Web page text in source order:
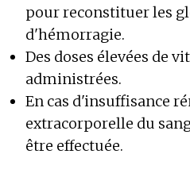
pour reconstituer les
d'hémorragie.
Des doses élevées de
administrées.
En cas d'insuffisance
extracorporelle du
être effectuée.